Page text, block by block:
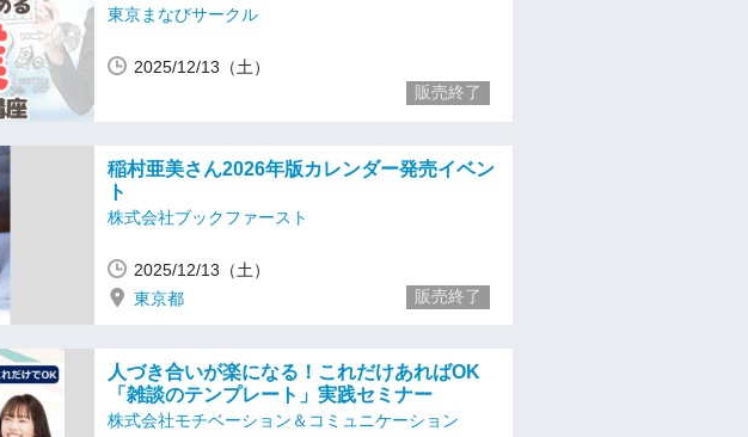
東京まなびサークル
2025/12/13（土）
販売終了
稲村亜美さん2026年版カレンダー発売イベン
ト
株式会社ブックファースト
2025/12/13（土）
東京都
販売終了
人づき合いが楽になる！これだけあればOK
「雑談のテンプレート」実践セミナー
株式会社モチベーション＆コミュニケーション